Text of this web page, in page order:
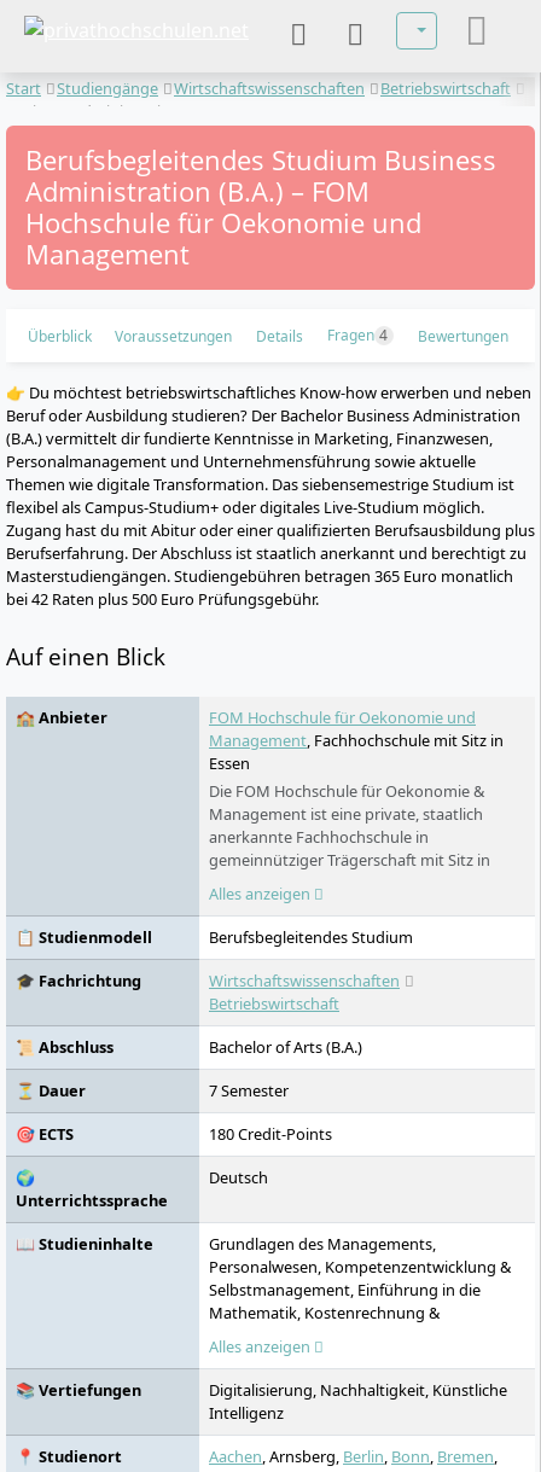
Sprache
Start Studiengänge Wirtschaftswissenschaften
Betriebswirtschaft
Business Administration
Berufsbegleitendes Studium Business
Administration (B.A.) – FOM
Hochschule für Oekonomie und
Management
Überblick Voraussetzungen Details Fragen 4 Bewertungen
👉 Du möchtest betriebswirtschaftliches Know-how erwerben und neben
Beruf oder Ausbildung studieren? Der Bachelor Business Administration
(B.A.) vermittelt dir fundierte Kenntnisse in Marketing, Finanzwesen,
Personalmanagement und Unternehmensführung sowie aktuelle
Themen wie digitale Transformation. Das siebensemestrige Studium ist
flexibel als Campus-Studium+ oder digitales Live-Studium möglich.
Zugang hast du mit Abitur oder einer qualifizierten Berufsausbildung plus
Berufserfahrung. Der Abschluss ist staatlich anerkannt und berechtigt zu
Masterstudiengängen. Studiengebühren betragen 365 Euro monatlich
bei 42 Raten plus 500 Euro Prüfungsgebühr.
Auf einen Blick
🏫 Anbieter
FOM Hochschule für Oekonomie und
Management, Fachhochschule mit Sitz in
Essen
Die FOM Hochschule für Oekonomie &
Management ist eine private, staatlich
anerkannte Fachhochschule in
gemeinnütziger Trägerschaft mit Sitz in
Essen. Sie richtet sich vor allem an
Berufstätige, Auszubildende und dual
Studierende. Das Profil verbindet
berufsbegleitende Studienmodelle, ein
breites Fächerspektrum, zahlreiche
Hochschulzentren und Digitales Live-
Alles anzeigen
📋 Studienmodell
Berufsbegleitendes Studium
🎓 Fachrichtung
Wirtschaftswissenschaften
Betriebswirtschaft
📜 Abschluss
Bachelor of Arts (B.A.)
⏳ Dauer
7 Semester
🎯 ECTS
180 Credit-Points
🌍
Unterrichtssprache
Deutsch
📖 Studieninhalte
Grundlagen des Managements,
Personalwesen, Kompetenzentwicklung &
Selbstmanagement, Einführung in die
Mathematik, Kostenrechnung &
Buchhaltung, Mikroökonomie & Neue
Institutionenökonomik, Wirtschafts- &
Privatrecht, Wissenschaftliches Arbeiten,
Beschaffung, Produktion & Marketing,
Finanzberichte & Steuern, Finanzierung &
Investitionen, Wirtschaftspsychologie,
Alles anzeigen
📚 Vertiefungen
Digitalisierung, Nachhaltigkeit, Künstliche
Intelligenz
📍 Studienort
Aachen, Arnsberg, Berlin, Bonn, Bremen,